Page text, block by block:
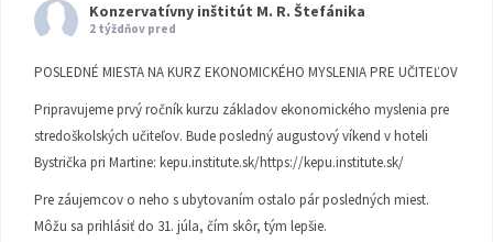
Konzervatívny inštitút M. R. Štefánika
2 týždňov pred
POSLEDNÉ MIESTA NA KURZ EKONOMICKÉHO MYSLENIA PRE UČITEĽOV
Pripravujeme prvý ročník kurzu základov ekonomického myslenia pre
stredoškolských učiteľov. Bude posledný augustový víkend v hoteli
Bystrička pri Martine: kepu.institute.sk/https://kepu.institute.sk/
Pre záujemcov o neho s ubytovaním ostalo pár posledných miest.
Môžu sa prihlásiť do 31. júla, čím skôr, tým lepšie.